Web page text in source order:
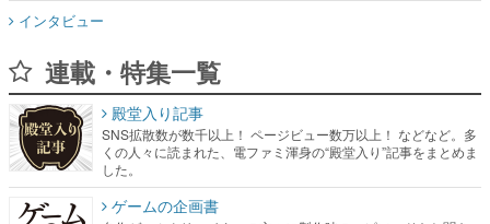
インタビュー
連載・特集一覧
殿堂入り記事
SNS拡散数が数千以上！ ページビュー数万以上！ などなど。多
くの人々に読まれた、電ファミ渾身の“殿堂入り”記事をまとめま
した。
ゲームの企画書